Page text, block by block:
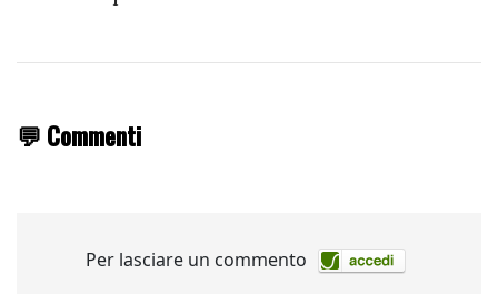
💬 Commenti